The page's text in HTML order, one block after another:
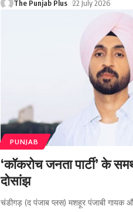
The Punjab Plus 22 July 2026
PUNJAB
‘कॉकरोच जनता पार्टी’ के
दोसांझ
चंडीगड़ (द पंजाब प्लस) मशहूर पंजाबी गायक